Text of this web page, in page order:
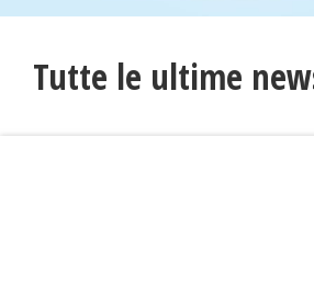
Tutte le ultime